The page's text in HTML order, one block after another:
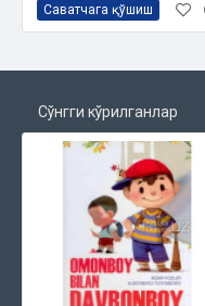
Саватчага қўшиш
Сўнгги кўрилганлар